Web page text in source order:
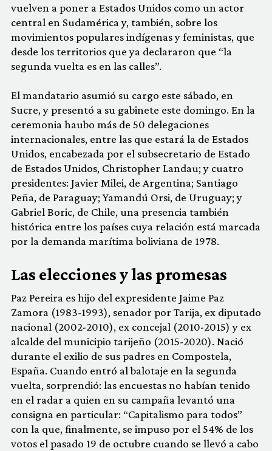
vuelven a poner a Estados Unidos como un actor
central en Sudamérica y, también, sobre los
movimientos populares indígenas y feministas, que
desde los territorios que ya declararon que “la
segunda vuelta es en las calles”.
El mandatario asumió su cargo este sábado, en
Sucre, y presentó a su gabinete este domingo. En la
ceremonia haubo más de 50 delegaciones
internacionales, entre las que estará la de Estados
Unidos, encabezada por el subsecretario de Estado
de Estados Unidos, Christopher Landau; y cuatro
presidentes: Javier Milei, de Argentina; Santiago
Peña, de Paraguay; Yamandú Orsi, de Uruguay; y
Gabriel Boric, de Chile, una presencia también
histórica entre los países cuya relación está marcada
por la demanda marítima boliviana de 1978.
Las elecciones y las promesas
Paz Pereira es hijo del expresidente Jaime Paz
Zamora (1983-1993), senador por Tarija, ex diputado
nacional (2002-2010), ex concejal (2010-2015) y ex
alcalde del municipio tarijeño (2015-2020). Nació
durante el exilio de sus padres en Compostela,
España. Cuando entró al balotaje en la segunda
vuelta, sorprendió: las encuestas no habían tenido
en el radar a quien en su campaña levantó una
consigna en particular: “Capitalismo para todos”
con la que, finalmente, se impuso por el 54% de los
votos el pasado 19 de octubre cuando se llevó a cabo